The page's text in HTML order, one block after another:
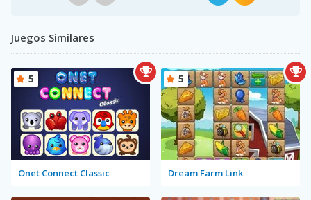
Juegos Similares
Onet Connect Classic
5
Dream Farm Link
5